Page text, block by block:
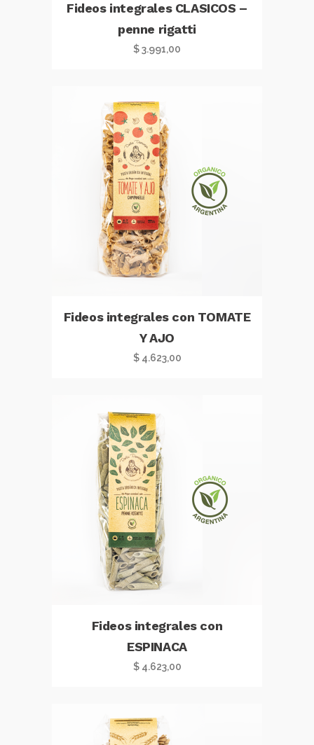
Fideos integrales CLASICOS –
penne rigatti
$3.991,00
Fideos integrales con TOMATE
Y AJO
$4.623,00
Fideos integrales con
ESPINACA
$4.623,00